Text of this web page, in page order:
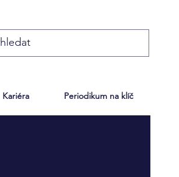
Kariéra Periodikum na klíč